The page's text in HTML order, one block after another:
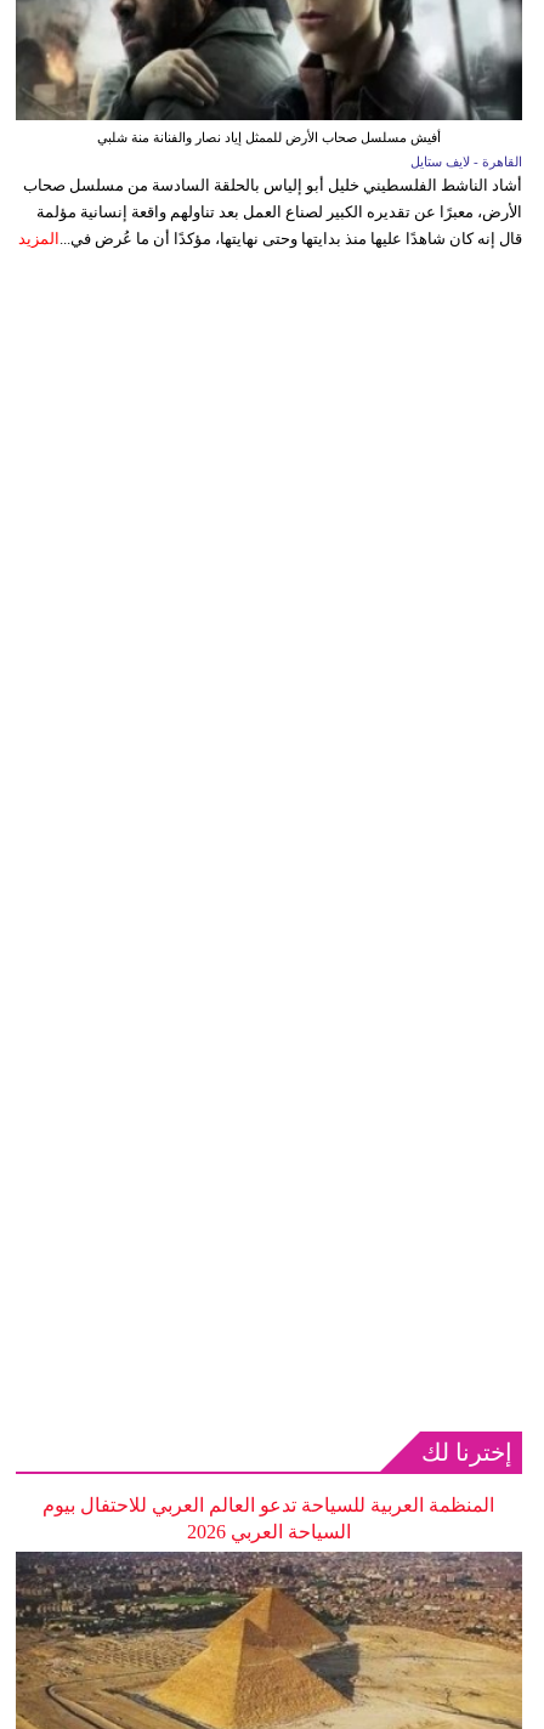
أفيش مسلسل صحاب الأرض للممثل إياد نصار والفنانة منة شلبي
القاهرة - لايف ستايل
أشاد الناشط الفلسطيني خليل أبو إلياس بالحلقة السادسة من مسلسل صحاب
الأرض، معبرًا عن تقديره الكبير لصناع العمل بعد تناولهم واقعة إنسانية مؤلمة
قال إنه كان شاهدًا عليها منذ بدايتها وحتى نهايتها، مؤكدًا أن ما عُرض في... المزيد
إخترنا لك
المنظمة العربية للسياحة تدعو العالم العربي للاحتفال بيوم
السياحة العربي 2026